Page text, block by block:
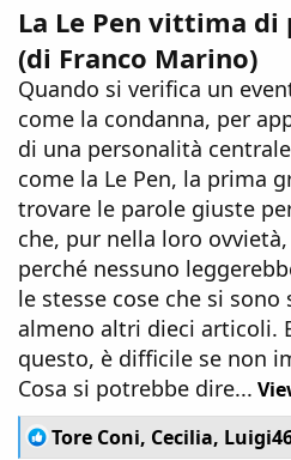
La Le Pen vittima
(di Franco Marino)
Quando si verifica un
come la condanna, per
di una personalità
come la Le Pen, la prima
trovare le parole giuste
che, pur nella loro
perché nessuno
le stesse cose che si
almeno altri dieci articoli.
questo, è difficile se non
Cosa si potrebbe dire...
R
Tore Coni, Cecilia,